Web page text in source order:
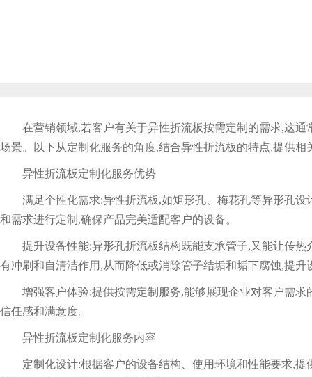
在营销领域,若客户有关于异性折流板按需定制的需求,这
场景。以下从定制化服务的角度,结合异性折流板的特点,提供相
异性折流板定制化服务优势
满足个性化需求:异性折流板,如矩形孔、梅花孔等异形孔
和需求进行定制,确保产品完美适配客户的设备。
提升设备性能:异形孔折流板结构既能支承管子,又能让传
有冲刷和自清洁作用,从而降低或消除管子结垢和垢下腐蚀,提升
增强客户体验:提供按需定制服务,能够展现企业对客户需
信任感和满意度。
异性折流板定制化服务内容
定制化设计:根据客户的设备结构、使用环境和性能要求,